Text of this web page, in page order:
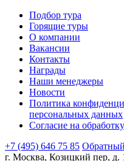
Подбор тура
Горящие туры
О компании
Вакансии
Контакты
Награды
Наши менеджеры
Новости
Политика
персональных данных
Согласие на
+7 (495) 646 75 85
г. Москва, Козицкий пер, д.